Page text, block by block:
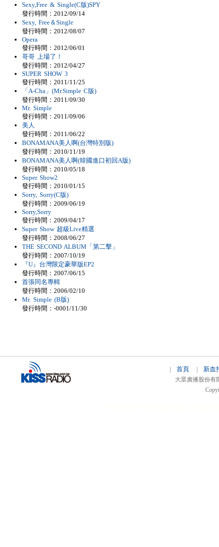
Sexy,Free & Single(C版)SPY
發行時間：2012/09/14
Sexy, Free＆Single
發行時間：2012/08/07
Opera
發行時間：2012/06/01
哥哥 上場了！
發行時間：2012/04/27
SUPER SHOW 3
發行時間：2011/11/25
「A-Cha」(Mr.Simple C版)
發行時間：2011/09/30
Mr. Simple
發行時間：2011/09/06
美人
發行時間：2011/06/22
BONAMANA美人啊(台灣特別版)
發行時間：2010/11/19
BONAMANA美人啊(韓國進口初回A版)
發行時間：2010/05/18
Super Show2
發行時間：2010/01/15
Sorry, Sorry(C版)
發行時間：2009/06/19
Sorry,Sorry
發行時間：2009/04/17
Super Show 超級Live精選
發行時間：2008/06/27
THE SECOND ALBUM「第二擊」
發行時間：2007/10/19
『U』台灣限定豪華版EP2
發行時間：2007/06/15
首張同名專輯
發行時間：2006/02/10
Mr. Simple (B版)
發行時間：-0001/11/30
首頁 新血
大眾廣播股份有